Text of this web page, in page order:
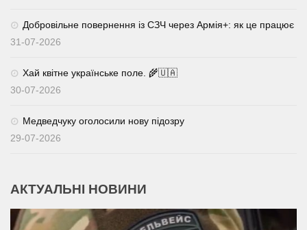
Добровільне повернення із СЗЧ через Армія+: як це працює
31-07-2026
Хай квітне українське поле. 🌾🇺🇦
30-07-2026
Медведчуку оголосили нову підозру
29-07-2026
АКТУАЛЬНІ НОВИНИ